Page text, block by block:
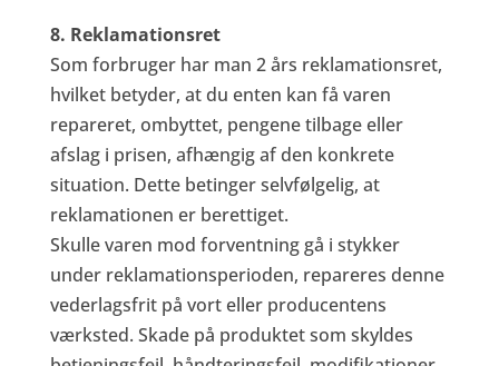
8. Reklamationsret
Som forbruger har man 2 års reklamationsret,
hvilket betyder, at du enten kan få varen
repareret, ombyttet, pengene tilbage eller
afslag i prisen, afhængig af den konkrete
situation. Dette betinger selvfølgelig, at
reklamationen er berettiget.
Skulle varen mod forventning gå i stykker
under reklamationsperioden, repareres denne
vederlagsfrit på vort eller producentens
værksted. Skade på produktet som skyldes